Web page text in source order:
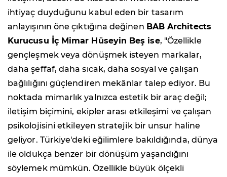
ihtiyaç duyduğunu kabul eden bir tasarım
anlayışının öne çıktığına değinen BAB Architects
Kurucusu İç Mimar Hüseyin Beş ise, "Özellikle
gençleşmek veya dönüşmek isteyen markalar,
daha şeffaf, daha sıcak, daha sosyal ve çalışan
bağlılığını güçlendiren mekânlar talep ediyor. Bu
noktada mimarlık yalnızca estetik bir araç değil;
iletişim biçimini, ekipler arası etkileşimi ve çalışan
psikolojisini etkileyen stratejik bir unsur haline
geliyor. Türkiye'deki eğilimlere bakıldığında, dünya
ile oldukça benzer bir dönüşüm yaşandığını
söylemek mümkün. Özellikle büyük ölçekli